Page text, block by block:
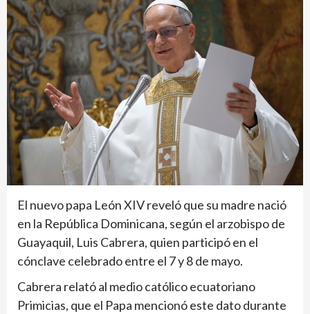
El nuevo papa León XIV reveló que su madre nació
en la República Dominicana, según el arzobispo de
Guayaquil, Luis Cabrera, quien participó en el
cónclave celebrado entre el 7 y 8 de mayo.
Cabrera relató al medio católico ecuatoriano
Primicias, que el Papa mencionó este dato durante